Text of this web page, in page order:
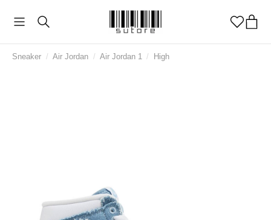
Sneaker / Air Jordan / Air Jordan 1 / High